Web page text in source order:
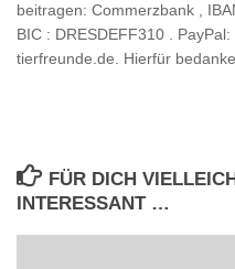
beitragen: Commerzbank ,
BIC : DRESDEFF310 .
tierfreunde.de. Hierfür
FÜR DICH
INTERESSANT …